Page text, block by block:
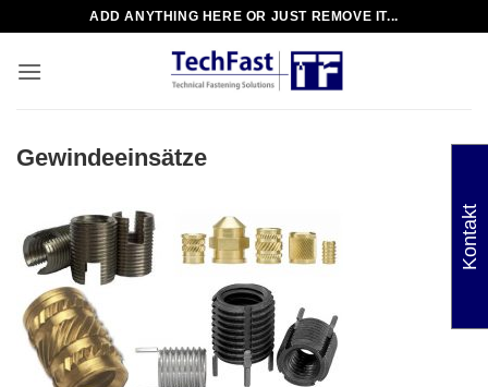
springen
ADD ANYTHING HERE OR JUST REMOVE IT...
Gewindeeinsätze
Kontakt